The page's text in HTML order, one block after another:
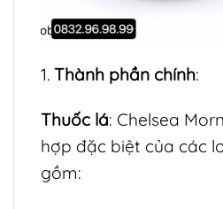
1. Thành phần chính:
Thuốc lá: Chelsea
hợp đặc biệt của các
gồm: